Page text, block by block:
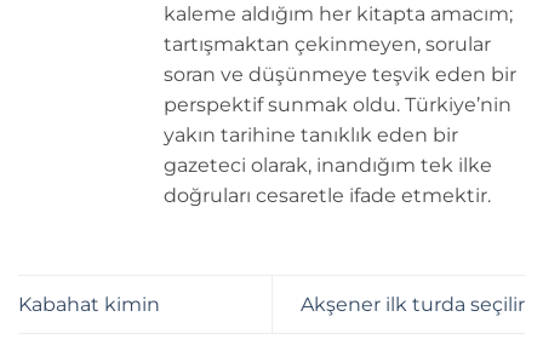
kaleme aldığım her kitapta amacım;
tartışmaktan çekinmeyen, sorular
soran ve düşünmeye teşvik eden bir
perspektif sunmak oldu. Türkiye’nin
yakın tarihine tanıklık eden bir
gazeteci olarak, inandığım tek ilke
doğruları cesaretle ifade etmektir.
Kabahat kimin Akşener ilk turda seçilir